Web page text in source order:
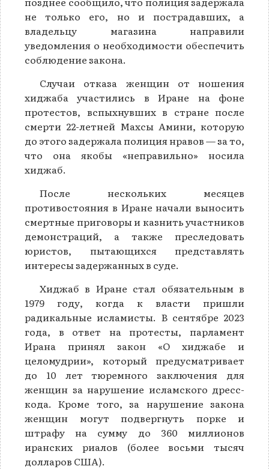
не только его, но и пострадавших, а
владельцу магазина направили
уведомления о необходимости обеспечить
соблюдение закона.
Случаи отказа женщин от ношения
хиджаба участились в Иране на фоне
протестов, вспыхнувших в стране после
смерти 22-летней Махсы Амини, которую
до этого задержала полиция нравов — за то,
что она якобы «неправильно» носила
хиджаб.
После нескольких месяцев
противостояния в Иране начали выносить
смертные приговоры и казнить участников
демонстраций, а также преследовать
юристов, пытающихся представлять
интересы задержанных в суде.
Хиджаб в Иране стал обязательным в
1979 году, когда к власти пришли
радикальные исламисты. В сентябре 2023
года, в ответ на протесты, парламент
Ирана принял закон «О хиджабе и
целомудрии», который предусматривает
до 10 лет тюремного заключения для
женщин за нарушение исламского дресс-
кода. Кроме того, за нарушение закона
женщин могут подвергнуть порке и
штрафу на сумму до 360 миллионов
иранских риалов (более восьми тысяч
долларов США).